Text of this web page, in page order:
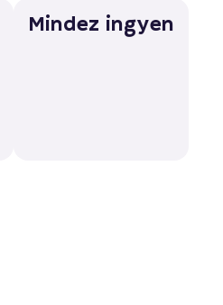
Mindez ingyen